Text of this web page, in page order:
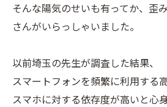
そんな陽気のせいも有ってか、歪
さんがいらっしゃいました。
以前埼玉の先生が調査した結果、
スマートフォンを頻繁に利用する
スマホに対する依存度が高いと心